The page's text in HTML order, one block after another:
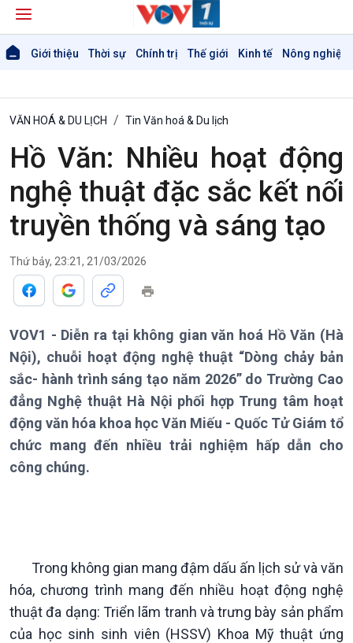
Giới thiệu Thời sự Chính trị Thế giới Kinh tế Nông nghiệp
Giới thiệu
Thời sự
VĂN HOÁ & DU LỊCH Tin Văn hoá & Du lịch
Hồ Văn: Nhiều hoạt động
nghệ thuật đặc sắc kết nối
truyền thống và sáng tạo
Thứ bảy, 23:21, 21/03/2026
VOV1 - Diễn ra tại không gian văn hoá Hồ Văn (Hà
Nội), chuỗi hoạt động nghệ thuật “Dòng chảy bản
sắc- hành trình sáng tạo năm 2026” do Trường Cao
đẳng Nghệ thuật Hà Nội phối hợp Trung tâm hoạt
động văn hóa khoa học Văn Miếu - Quốc Tử Giám tổ
chức mang đến nhiều trải nghiệm hấp dẫn cho
công chúng.
Trong không gian mang đậm dấu ấn lịch sử và văn
hóa, chương trình mang đến nhiều hoạt động nghệ
thuật đa dạng: Triển lãm tranh và trưng bày sản phẩm
của học sinh sinh viên (HSSV) Khoa Mỹ thuật ứng